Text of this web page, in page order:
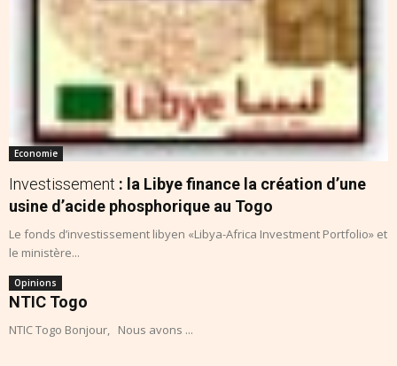
Economie
Investissement : la Libye finance la création d’une
usine d’acide phosphorique au Togo
Le fonds d’investissement libyen «Libya-Africa Investment Portfolio» et
le ministère...
Opinions
NTIC Togo
NTIC Togo Bonjour, Nous avons ...